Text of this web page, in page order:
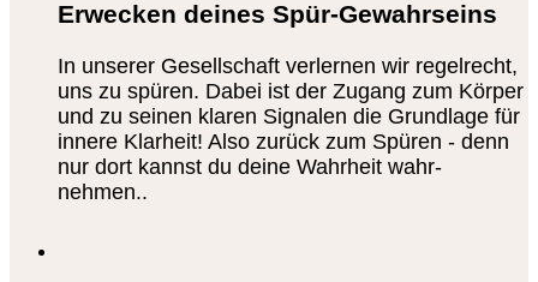
Erwecken deines Spür-Gewahrseins
In unserer Gesellschaft verlernen wir regelrecht,
uns zu spüren. Dabei ist der Zugang zum Körper
und zu seinen klaren Signalen die Grundlage für
innere Klarheit! Also zurück zum Spüren - denn
nur dort kannst du deine Wahrheit wahr-
nehmen..